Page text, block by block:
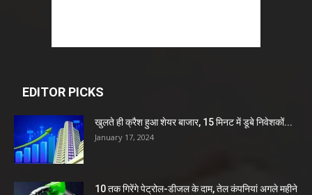
EDITOR PICKS
खुलते ही क्रैश हुआ शेयर बाजार, 15 मिनट में डूबे निवेशकों...
January 17, 2024
10 तक गिरेंगे पेट्रोल-डीजल के दाम, तेल कंपनियां अगले महीने